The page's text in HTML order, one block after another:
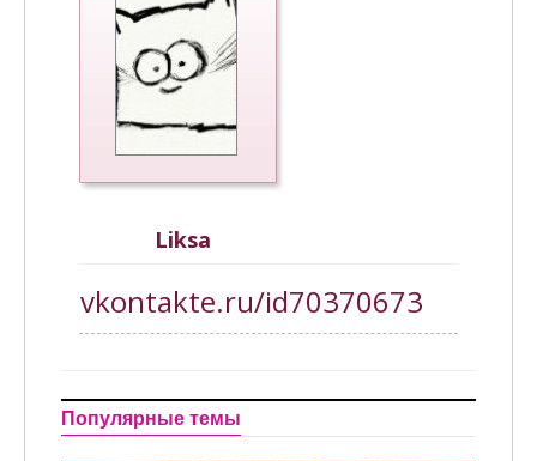
ЭНЦИКЛОПЕДИЯ
КИНОАФИША
КАТАЛОГ
Liksa
vkontakte.ru/id70370673
Популярные темы